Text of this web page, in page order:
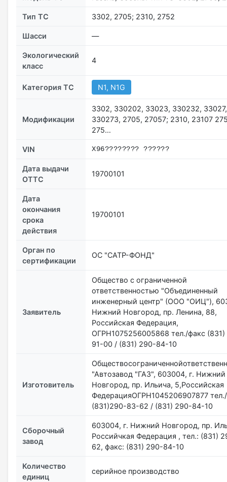
Тип ТС 3302, 2705; 2310, 2752
Шасси —
Экологический
класс
4
Категория ТС N1, N1G
Модификации
3302, 330202, 33023, 330232, 33027,
330273, 2705, 27057; 2310, 23107
275…
VIN X96???????? ??????
Дата выдачи
ОТТС
19700101
Дата
окончания
срока
действия
19700101
Орган по
сертификации
ОС "САТР-ФОНД"
Заявитель
Общество с ограниченной
ответственностью "Объединенный
инженерный центр" (ООО "ОИЦ"),
Нижний Новгород, пр. Ленина, 88,
Российская Федерация,
ОГРН1075256005868 тел./факс
91-00 / (831) 290-84-10
Изготовитель
"Автозавод "ГАЗ", 603004, г. Нижний
Новгород, пр. Ильича, 5,Российская
ФедерацияОГРН1045206907877
(831)290-83-62 / (831) 290-84-10
Сборочный
завод
603004, г. Нижний Новгород, пр.
Российчкая Федерация , тел.: (831)
62, факс: (831) 290-84-10
Количество
единиц
серийное производство